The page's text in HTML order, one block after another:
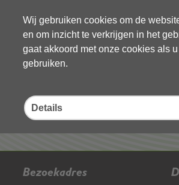
Wij gebruiken cookies om de
en om inzicht te verkrijgen in het
gaat akkoord met onze cookies als
gebruiken.
Details
Deel deze pagina
Bezoekadres